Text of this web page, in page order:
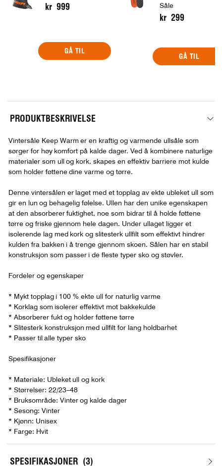
kr 999
GÅ TIL
Såle
kr 299
GÅ TIL
PRODUKTBESKRIVELSE
Vintersåle Keep Warm er en kraftig og varmende ullsåle som
sørger for høy komfort på kalde dager. Ved å kombinere naturlige
materialer som ull og kork, skapes en effektiv barriere mot kulde
som holder føttene dine varme og tørre.
Denne vintersålen er laget med et topplag av ekte ubleket ull som
gir en lun og behagelig følelse. Ullen har den unike egenskapen
at den absorberer fuktighet, noe som bidrar til å holde føttene
tørre og friske gjennom hele dagen. Under ullaget ligger et
isolerende lag med kork og slitesterk ullfilt som effektivt hindrer
kulden fra bakken i å trenge gjennom skoen. Sålen har en stabil
konstruksjon som passer i de fleste typer sko og støvler.
Fordeler og egenskaper
* Mykt topplag i 100 % ekte ull for naturlig varme
* Korklag som isolerer effektivt mot bakkekulde
* Absorberer fukt og holder føttene tørre
* Slitesterk konstruksjon med ullfilt for lang holdbarhet
* Passer til alle typer sko
Spesifikasjoner
* Materiale: Ubleket ull og kork
* Størrelser: 22/23–48
* Bruksområde: Vinter og kalde dager
* Sesong: Vinter
* Kjønn: Unisex
* Farge: Hvit
SPESIFIKASJONER 3